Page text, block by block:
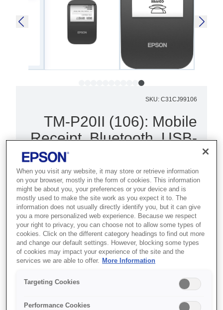
SKU: C31CJ99106
TM-P20II (106): Mobile
Receipt, Bluetooth, USB-
מדפסת הקבלות הניידת TM-P20II של
Epson ברוחב 2 אינץ' מספקת רמות
גבוהות אף יותר של רב-תכליתיות,
קישוריות, נוחות שימוש ועמידות.
קומפקטית וקלת משקל במיוחד
עוצמתית ואמינה
When you visit any website, it may store or retrieve information
on your browser, mostly in the form of cookies. This information
might be about you, your preferences or your device and is
mostly used to make the site work as you expect it to. The
information does not usually directly identify you, but it can give
you a more personalized web experience. Because we respect
your right to privacy, you can choose not to allow some types of
cookies. Click on the different category headings to find out more
and change our default settings. However, blocking some types
of cookies may impact your experience of the site and the
services we are able to offer. More Information
Targeting Cookies
Performance Cookies